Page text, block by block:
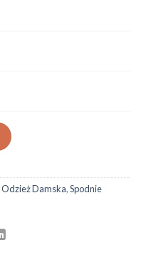
Odzież Damska,Spodnie